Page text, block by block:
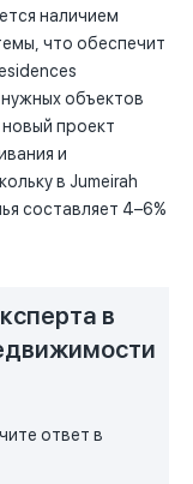
наличием
что обеспечит
объектов
проект
и
в Jumeirah
составляет 4–6%
в
ответ в